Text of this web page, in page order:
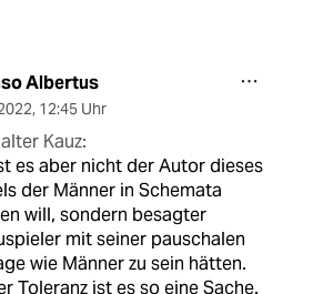
Albertus
, 12:45 Uhr
Kauz:
es aber nicht der Autor dieses
der Männer in Schemata
will, sondern besagter
mit seiner pauschalen
wie Männer zu sein hätten.
Toleranz ist es so eine Sache.